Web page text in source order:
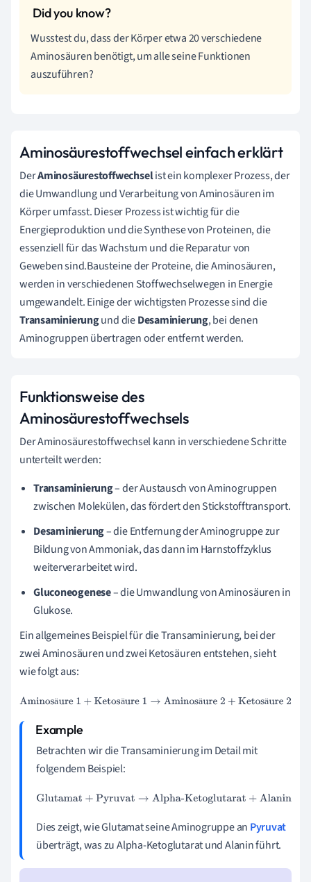
Wusstest du, dass der Körper etwa 20 verschiedene
Aminosäuren benötigt, um alle seine Funktionen
auszuführen?
Aminosäurestoffwechsel einfach erklärt
DerAminosäurestoffwechselist ein komplexer Prozess, der
die Umwandlung und Verarbeitung von Aminosäuren im
Körper umfasst. Dieser Prozess ist wichtig für die
Energieproduktion und die Synthese von Proteinen, die
essenziell für das Wachstum und die Reparatur von
Geweben sind.Bausteine der Proteine, die Aminosäuren,
werden in verschiedenen Stoffwechselwegen in Energie
umgewandelt. Einige der wichtigsten Prozesse sind die
Transaminierungund dieDesaminierung, bei denen
Aminogruppen übertragen oder entfernt werden.
Funktionsweise des
Aminosäurestoffwechsels
Der Aminosäurestoffwechsel kann in verschiedene Schritte
unterteilt werden:
Transaminierung– der Austausch von Aminogruppen
zwischen Molekülen, das fördert den Stickstofftransport.
Desaminierung– die Entfernung der Aminogruppe zur
Bildung von Ammoniak, das dann im Harnstoffzyklus
weiterverarbeitet wird.
Gluconeogenese– die Umwandlung von Aminosäuren in
Glukose.
Ein allgemeines Beispiel für die Transaminierung, bei der
zwei Aminosäuren und zwei Ketosäuren entstehen, sieht
wie folgt aus:
ä ä ä ä
Aminosäure 1+Ketosäure 1→Aminosäure 2+ Ketosäure 2
Betrachten wir die Transaminierung im Detail mit
folgendem Beispiel:
Glutamat+Pyruvat→Alpha-Ketoglutarat+Alanin
Dies zeigt, wie Glutamat seine Aminogruppe an Pyruvat
überträgt, was zu Alpha-Ketoglutarat und Alanin führt.